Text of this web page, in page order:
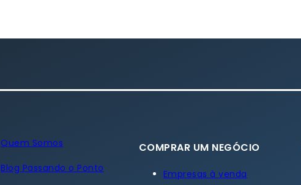
Quem Somos
Blog Passando o Ponto
COMPRAR UM NEGÓCIO
Empresas à venda